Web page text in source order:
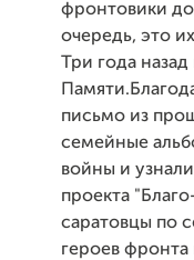
фронтовики
очередь, это
Три года
письмо из
семейные
войны и
проекта
саратовцы по
героев